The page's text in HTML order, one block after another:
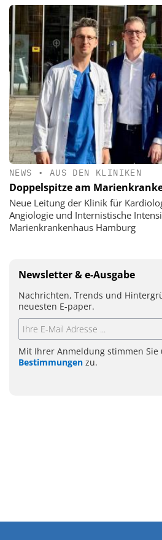
NEWS • AUS DEN KLINIKEN
Doppelspitze am
Neue Leitung der Klinik für
Angiologie und Internistische
Marienkrankenhaus Hamburg
Newsletter & e-Ausgabe
Nachrichten, Trends und
neuesten E-paper.
Mit Ihrer Anmeldung stimmen Sie
Bestimmungen zu.